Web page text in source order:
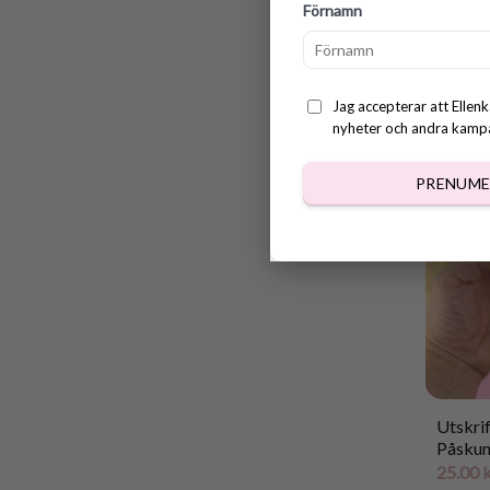
Förnamn
Jag accepterar att
nyheter och andra
25.00
25.00